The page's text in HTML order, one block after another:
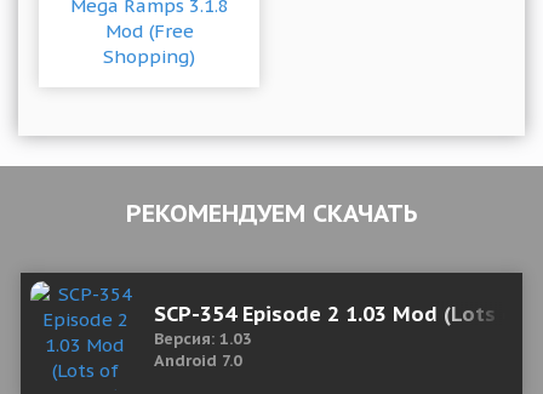
РЕКОМЕНДУЕМ СКАЧАТЬ
SCP-354 Episode 2 1.03 Mod (Lots of
Версия: 1.03
Android 7.0